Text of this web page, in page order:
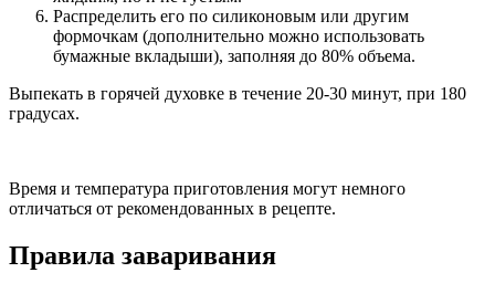
Распределить его по силиконовым или другим
формочкам (дополнительно можно использовать
бумажные вкладыши), заполняя до 80% объема.
Выпекать в горячей духовке в течение 20-30 минут, при 180
градусах.
Время и температура приготовления могут немного
отличаться от рекомендованных в рецепте.
Правила заваривания